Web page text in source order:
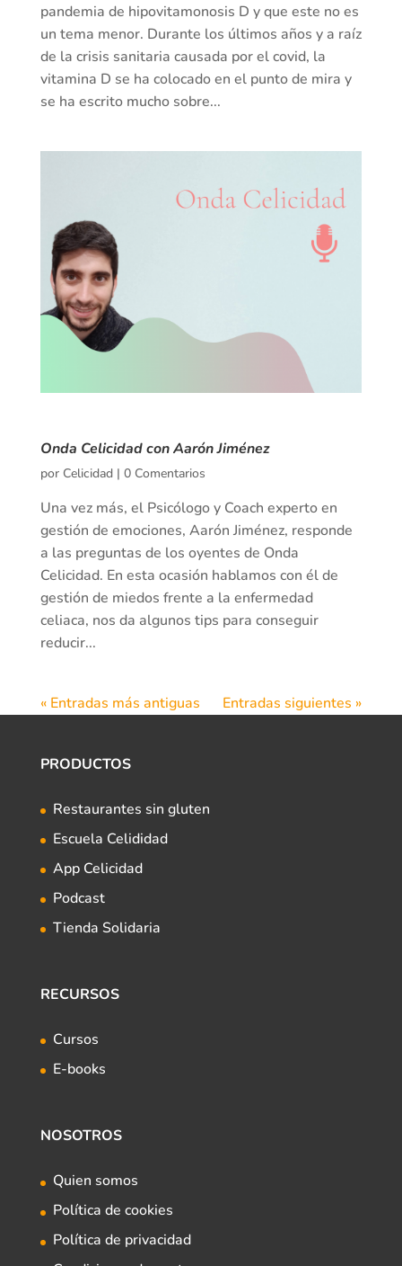
pandemia de hipovitamonosis D y que este no es
un tema menor. Durante los últimos años y a raíz
de la crisis sanitaria causada por el covid, la
vitamina D se ha colocado en el punto de mira y
se ha escrito mucho sobre...
Onda Celicidad con Aarón Jiménez
por Celicidad| 0 Comentarios
Una vez más, el Psicólogo y Coach experto en
gestión de emociones, Aarón Jiménez, responde
a las preguntas de los oyentes de Onda
Celicidad. En esta ocasión hablamos con él de
gestión de miedos frente a la enfermedad
celiaca, nos da algunos tips para conseguir
reducir...
« Entradas más antiguas Entradas siguientes »
PRODUCTOS
Restaurantes sin gluten
Escuela Celididad
App Celicidad
Podcast
Tienda Solidaria
RECURSOS
Cursos
E-books
NOSOTROS
Quien somos
Política de cookies
Política de privacidad